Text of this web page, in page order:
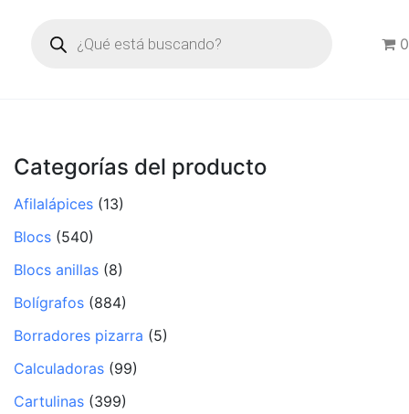
productos
0
Categorías del producto
Afilalápices (13)
Blocs (540)
Blocs anillas (8)
Bolígrafos (884)
Borradores pizarra (5)
Calculadoras (99)
Cartulinas (399)